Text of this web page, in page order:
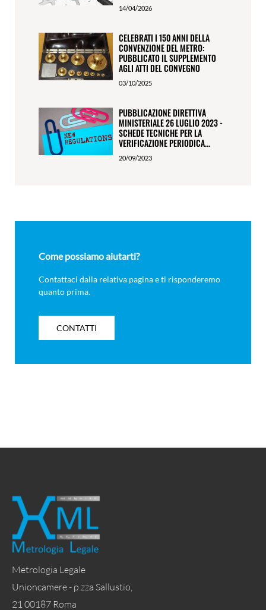
14/04/2026
CELEBRATI I 150 ANNI DELLA
CONVENZIONE DEL METRO:
PUBBLICATO IL SUPPLEMENTO
AGLI ATTI DEL CONVEGNO
03/10/2025
PUBBLICAZIONE DIRETTIVA
MINISTERIALE 26 LUGLIO 2023 -
SCHEDE TECNICHE PER LA
VERIFICAZIONE PERIODICA...
20/09/2023
Come possiamo aiutarti?
Contattaci dalla relativa pagina e ti risponderemo
quanto prima.
CONTATTI
Metrologia Legale
Unioncamere - p.zza Sallustio,
21 00187 Roma